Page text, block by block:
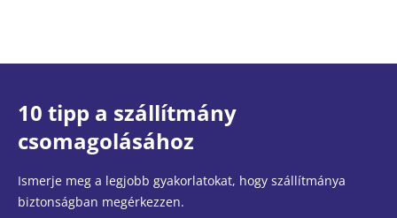
10 tipp a szállítmány
csomagolásához
Ismerje meg a legjobb gyakorlatokat, hogy szállítmánya
biztonságban megérkezzen.